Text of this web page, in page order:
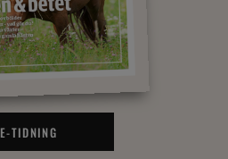
E-TIDNING